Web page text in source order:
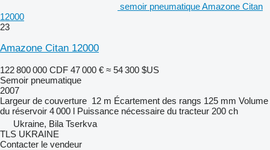
semoir pneumatique Amazone Citan
12000
23
Amazone Citan 12000
122 800 000 CDF 47 000 € ≈ 54 300 $US
Semoir pneumatique
2007
Largeur de couverture 12 m Écartement des rangs 125 mm Volume
du réservoir 4 000 l Puissance nécessaire du tracteur 200 ch
Ukraine, Bila Tserkva
TLS UKRAINE
Contacter le vendeur